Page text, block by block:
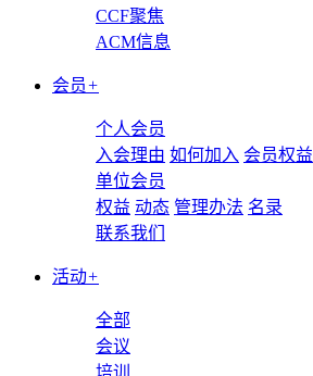
CCF聚焦
ACM信息
会员+
个人会员
入会理由 如何加入 会员权益
单位会员
权益 动态 管理办法 名录
联系我们
活动+
全部
会议
培训